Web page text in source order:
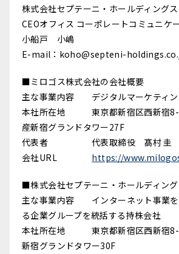
株式会社セプテーニ・ホールディング
CEOオフィス コーポレートコミュニケ
小船戸 小嶋
E-mail：koho@septeni-
■ミロゴス株式会社の会社概要
主な事業内容 デジタルマーケティン
本社所在地 東京都新宿区西新宿
産新宿グランドタワー27F
代表者 代表取締役 髙村 圭
会社URL https://
■株式会社セプテーニ・ホールディン
主な事業内容 インターネット事業を
る企業グループを統括する持株会社
本社所在地 東京都新宿区西新宿8-
新宿グランドタワー30F